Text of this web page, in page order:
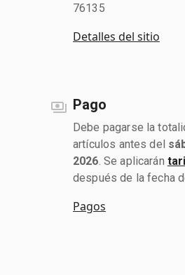
76135
Detalles del sitio
Pago
Debe pagarse la
artículos antes del
2026 . Se aplicarán
después de la fecha
Pagos